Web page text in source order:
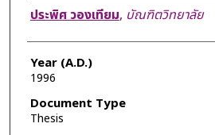
Author
ประพิศ วองเทียม, บัณฑิตวิทยาลัย
Year (A.D.)
1996
Document Type
Thesis